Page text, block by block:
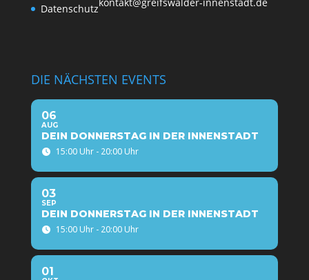
Daten­schutz
DIE NÄCHSTEN EVENTS
06
AUG
DEIN DONNERSTAG IN DER INNENSTADT
15:00 Uhr - 20:00 Uhr
03
SEP
DEIN DONNERSTAG IN DER INNENSTADT
15:00 Uhr - 20:00 Uhr
01